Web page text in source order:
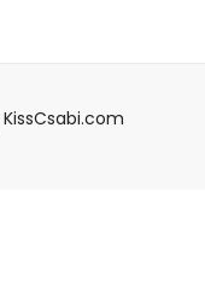
KissCsabi.com